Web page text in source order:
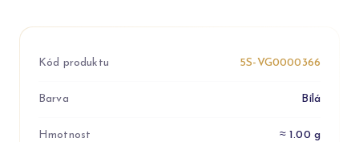
Kód produktu 5S-VG0000366
Barva Bílá
Hmotnost ≈ 1.00 g